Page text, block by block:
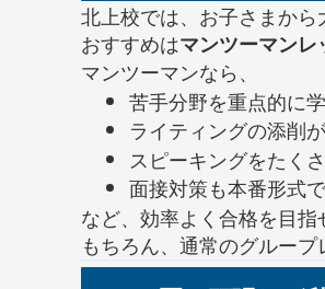
北上校では、お子さまか
おすすめはマンツーマンレ
マンツーマンなら、
苦手分野を重点的に
ライティングの添削
スピーキングをたく
面接対策も本番形式
など、効率よく合格を目指
もちろん、通常のグルー